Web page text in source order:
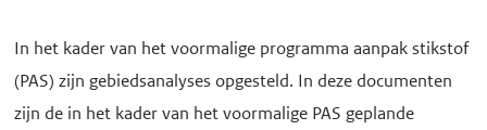
In het kader van het voormalige programma aanpak stikstof
(PAS) zijn gebiedsanalyses opgesteld. In deze documenten
zijn de in het kader van het voormalige PAS geplande